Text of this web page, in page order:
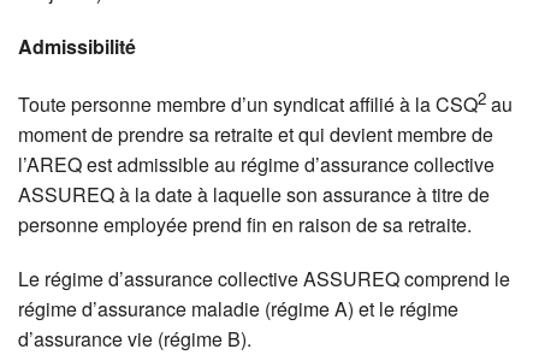
Admissibilité
Toute personne membre d’un syndicat affilié à la CSQ2 au
moment de prendre sa retraite et qui devient membre de
l’AREQ est admissible au régime d’assurance collective
ASSUREQ à la date à laquelle son assurance à titre de
personne employée prend fin en raison de sa retraite.
Le régime d’assurance collective ASSUREQ comprend le
régime d’assurance maladie (régime A) et le régime
d’assurance vie (régime B).